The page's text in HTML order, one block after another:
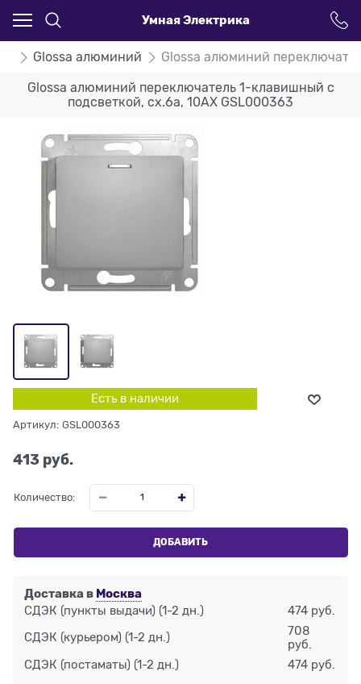
Умная Электрика
Glossa алюминий Glossa алюминий
Glossa алюминий переключатель 1-клавишный с
подсветкой, сх.6а, 10АХ GSL000363
Есть в наличии
Артикул: GSL000363
413 руб.
Количество:
ДОБАВИТЬ
Доставка в Москва
СДЭК (пункты выдачи) (1-2 дн.) 474 руб.
СДЭК (курьером) (1-2 дн.)
708
руб.
СДЭК (постаматы) (1-2 дн.) 474 руб.